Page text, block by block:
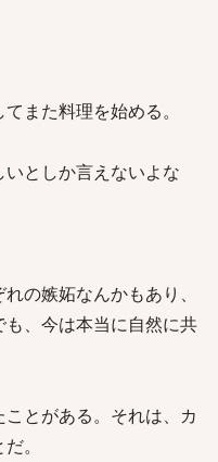
また料理を始める。
いとしか言えないよな
の嫉妬なんかもあり、
、今は本当に自然に共
とがある。それは、カ
。